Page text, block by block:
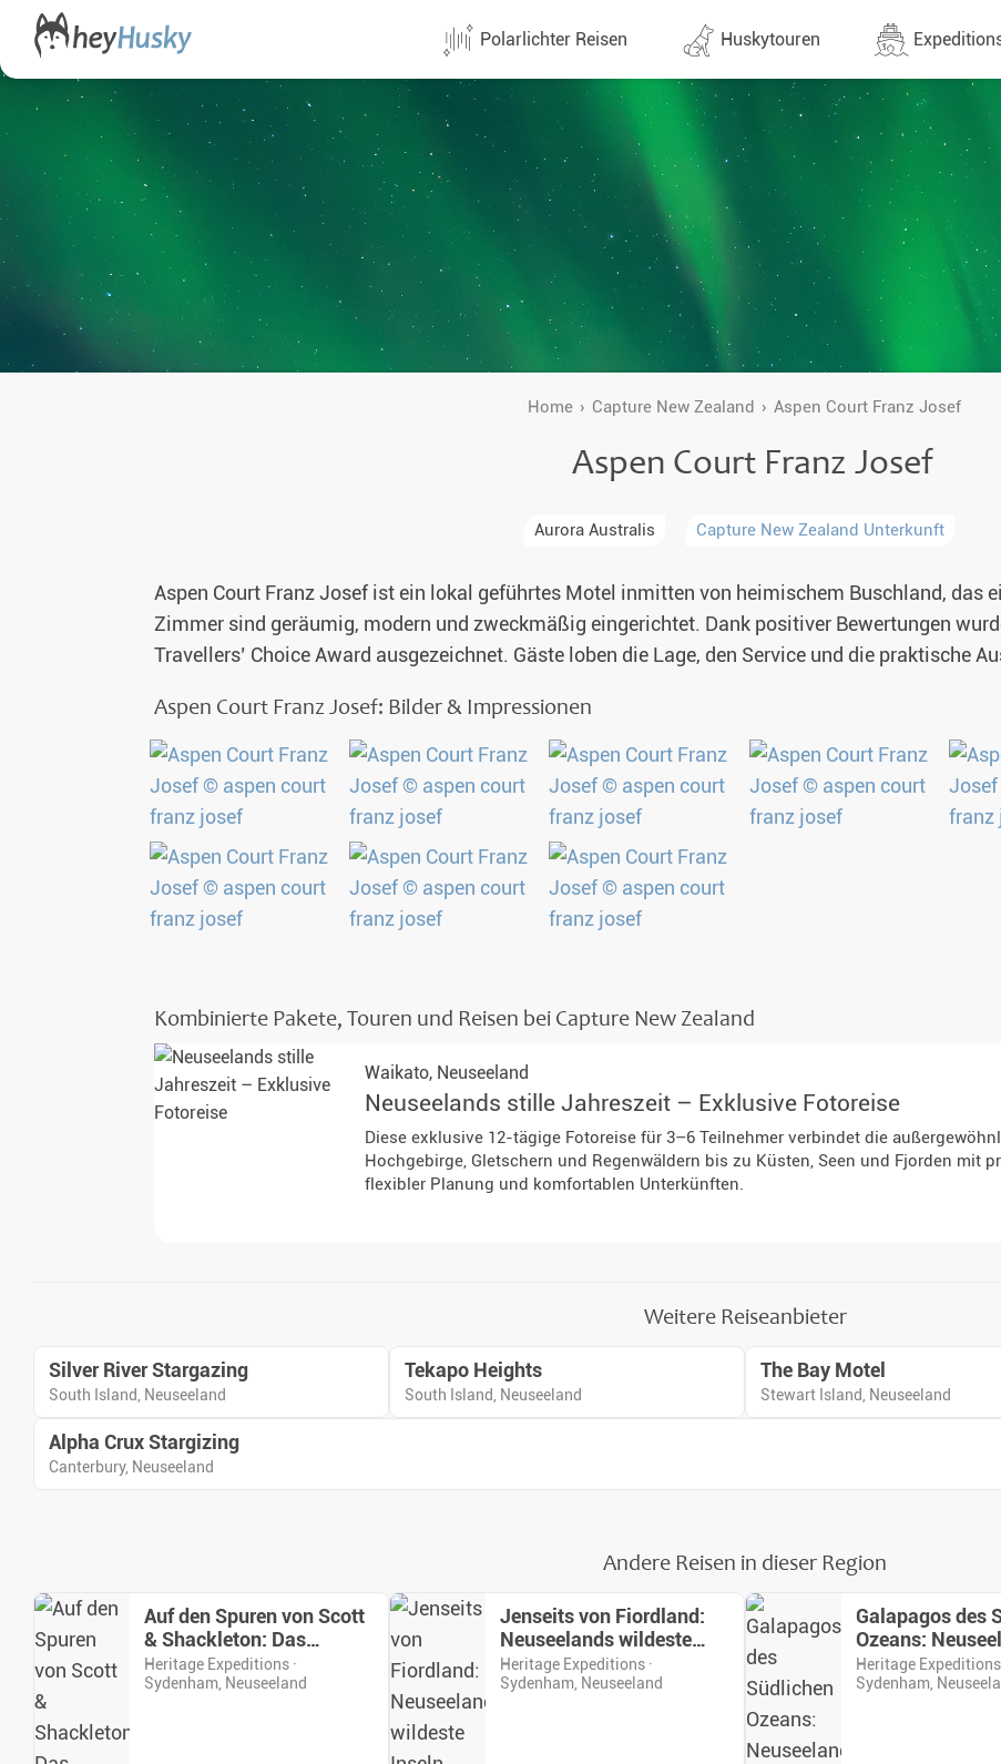
Polarlichter Reisen
Alle Termine (1437)
Direktflüge
Norwegen
Finnland
Silvester unter Nordlichtern 2026-2027
Winterurlaub 2026-2027
Weihnachten 2026
Huskytouren
Alle Termine (646)
Direktflüge
Günstige 1 Stoppflüge
Lappland & Skandinavien
Finnland
Schweden
Norwegen
Singlereisen
Huskytouren mit Kindern
Husky Wochenende
Deutschsprachige Guides
Gruppenreisen mit Hundeschlitten
Alle Expeditionen
Expeditionensreisen
Antarktis Reisen
Arktis Reisen
Planung & Infos
Home Capture New Zealand Aspen Court Franz Josef
Aspen Court Franz Josef
Aurora Australis Capture New Zealand Unterkunft
Aspen Court Franz Josef ist ein lokal geführtes Motel inmitten von heimischem Buschland, das
Zimmer sind geräumig, modern und zweckmäßig eingerichtet. Dank positiver Bewertungen
Travellers’ Choice Award ausgezeichnet. Gäste loben die Lage, den Service und die praktische
Aspen Court Franz Josef: Bilder & Impressionen
Kombinierte Pakete, Touren und Reisen bei Capture New Zealand
Waikato, Neuseeland
Neuseelands stille Jahreszeit – Exklusive Fotoreise
Diese exklusive 12-tägige Fotoreise für 3–6 Teilnehmer verbindet die
Hochgebirge, Gletschern und Regenwäldern bis zu Küsten, Seen und Fjorden mit
flexibler Planung und komfortablen Unterkünften.
Weitere Reiseanbieter
Silver River Stargazing
South Island, Neuseeland
Tekapo Heights
South Island, Neuseeland
The Bay Motel
Stewart Island, Neuseeland
Alpha Crux Stargizing
Canterbury, Neuseeland
Andere Reisen in dieser Region
Auf den Spuren von Scott
& Shackleton: Das
Rossmeer der Antarktis
Heritage Expeditions ·
Sydenham, Neuseeland
Jenseits von Fiordland:
Neuseelands wildeste
Inseln
Heritage Expeditions ·
Sydenham, Neuseeland
Galapagos des
Ozeans:
Australien’s
Heritage Expeditions
Sydenham,